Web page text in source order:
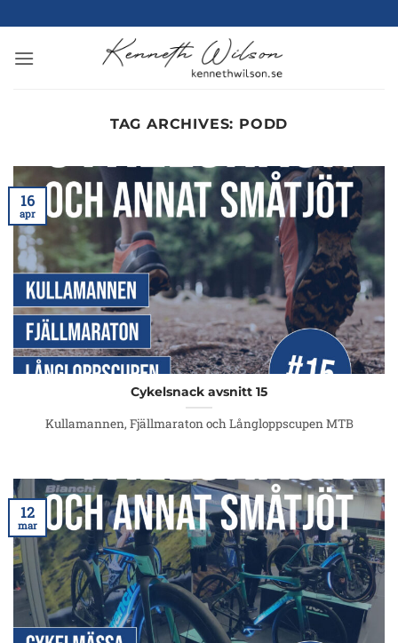
to
content
TAG ARCHIVES: PODD
Cykelsnack avsnitt 15
Kullamannen, Fjällmaraton och Långloppscupen MTB
16
apr
12
mar